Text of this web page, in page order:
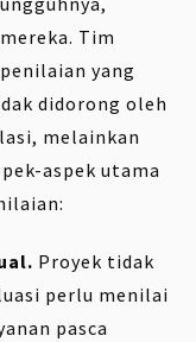
Tim
yang
didorong oleh
melainkan
aspek utama
Proyek tidak
perlu menilai
pasca